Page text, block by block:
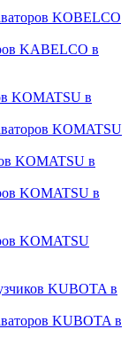
KOBELCO
KABELCO в
KOMATSU в
KOMATSU
KOMATSU в
KOMATSU в
KOMATSU
KUBOTA в
KUBOTA в